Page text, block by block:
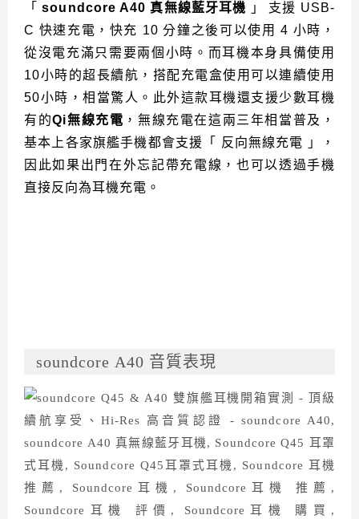
「soundcore A40 真無線藍牙耳機 」 支援 USB-
C 快速充電，快充 10 分鐘之後可以使用 4 小時，
從沒電充滿只需要兩個小時。而耳機本身具備使用
10小時的超長續航，搭配充電盒使用可以連續使用
50小時，相當驚人。此外這款耳機還支援少數耳機
有的Qi無線充電 ，無線充電在這兩三年相當普及，
基本上各家旗艦手機都會支援「 反向無線充電 」，
因此如果出門在外忘記帶充電線，也可以透過手機
直接反向為耳機充電。
soundcore A40 音質表現